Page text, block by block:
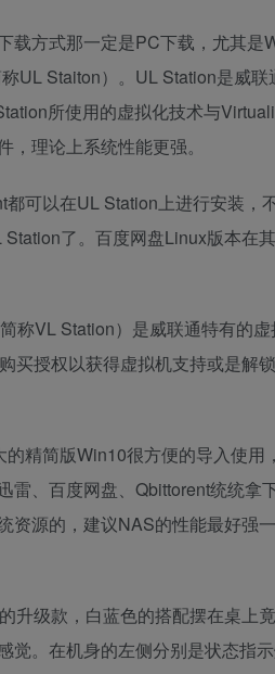
载方式那一定是PC下载，尤其是
UL Staiton）。UL Station是威
所使用的虚拟化技术与
理论上系统性能更强。
可以在UL Station上进行安装，
了。百度网盘Linux版本在
称VL Station）是威联通特有的
买授权以获得虚拟机支持或是解
精简版Win10很方便的导入使
雷、百度网盘、Qbittorent统统拿
资源的，建议NAS的性能最好强
升级款，白蓝色的搭配摆在桌上
觉。在机身的左侧分别是状态指